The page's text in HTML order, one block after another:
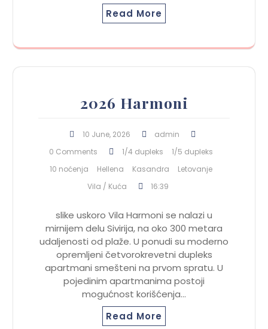
Read More
2026 Harmoni
10 June, 2026
admin
0 Comments
1/4 dupleks
1/5 dupleks
10 noćenja
Hellena Kasandra
Letovanje
Vila / Kuća
16:39
slike uskoro Vila Harmoni se nalazi u
mirnijem delu Sivirija, na oko 300 metara
udaljenosti od plaže. U ponudi su moderno
opremljeni četvorokrevetni dupleks
apartmani smešteni na prvom spratu. U
pojedinim apartmanima postoji
mogućnost korišćenja…
Read More